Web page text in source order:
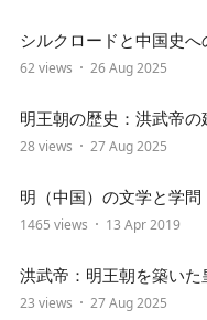
シルクロードと中国史へ
62 views 26 Aug 2025
明王朝の歴史：洪武帝
28 views 27 Aug 2025
明（中国）の文学と学問
1465 views 13 Apr 2019
洪武帝：明王朝を築いた
23 views 27 Aug 2025